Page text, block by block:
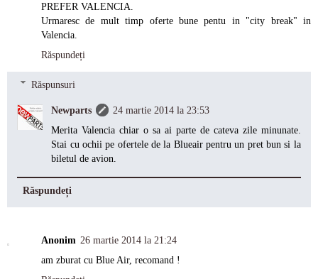
PREFER VALENCIA.
Urmaresc de mult timp oferte bune pentu in "city break" in
Valencia.
Răspundeți
Răspunsuri
Newparts
24 martie 2014 la 23:53
Merita Valencia chiar o sa ai parte de cateva zile minunate.
Stai cu ochii pe ofertele de la Blueair pentru un pret bun si la
biletul de avion.
Răspundeți
Anonim 26 martie 2014 la 21:24
am zburat cu Blue Air, recomand !